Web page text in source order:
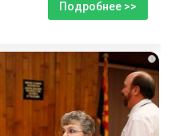
Подробнее >>
i